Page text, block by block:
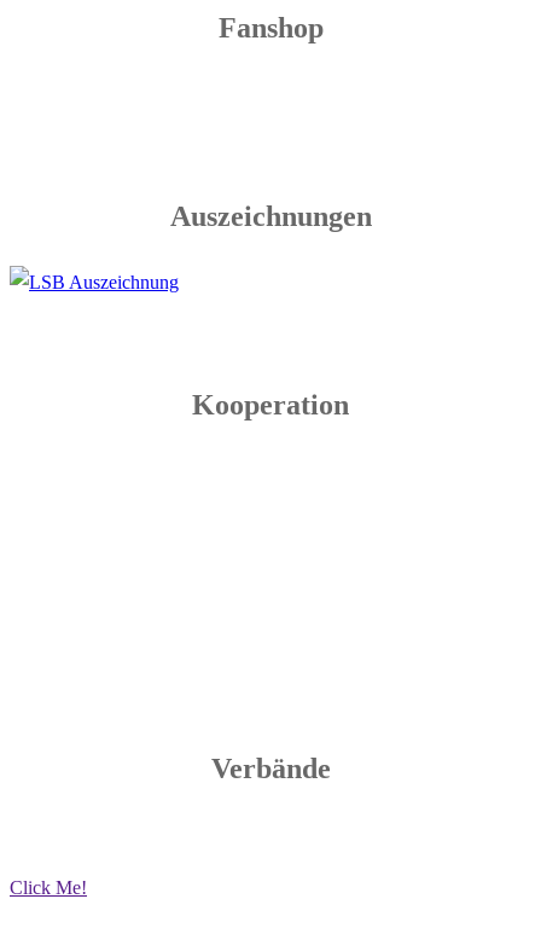
Fanshop
Auszeichnungen
Kooperation
Verbände
Click Me!